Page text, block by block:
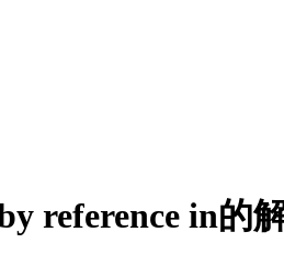
reference in的